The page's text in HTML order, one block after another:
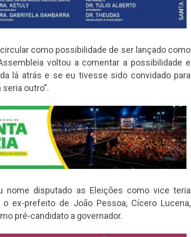
como possibilidade de ser lançado como
voltou a comentar a possibilidade e
lá atrás e se eu tivesse sido convidado para
outro”.
nome disputado as Eleições como vice teria
ex-prefeito de João Pessoa, Cícero Lucena,
pré-candidato a governador.